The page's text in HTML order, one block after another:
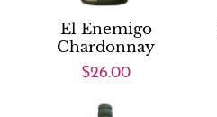
El Enemigo
Chardonnay
$26.00